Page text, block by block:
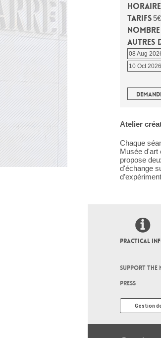
Tarifs
Autres
08 Aug
10 Oct 2026
Atelier
Chaque
Musée d'art
propose
d'échange
PRACTICAL
SUPPORT THE
PRESS
Gestion